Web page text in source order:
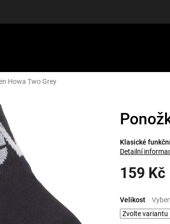
Howa Two Grey
159 Kč
cena:
Velikost
Klasické
Detailní